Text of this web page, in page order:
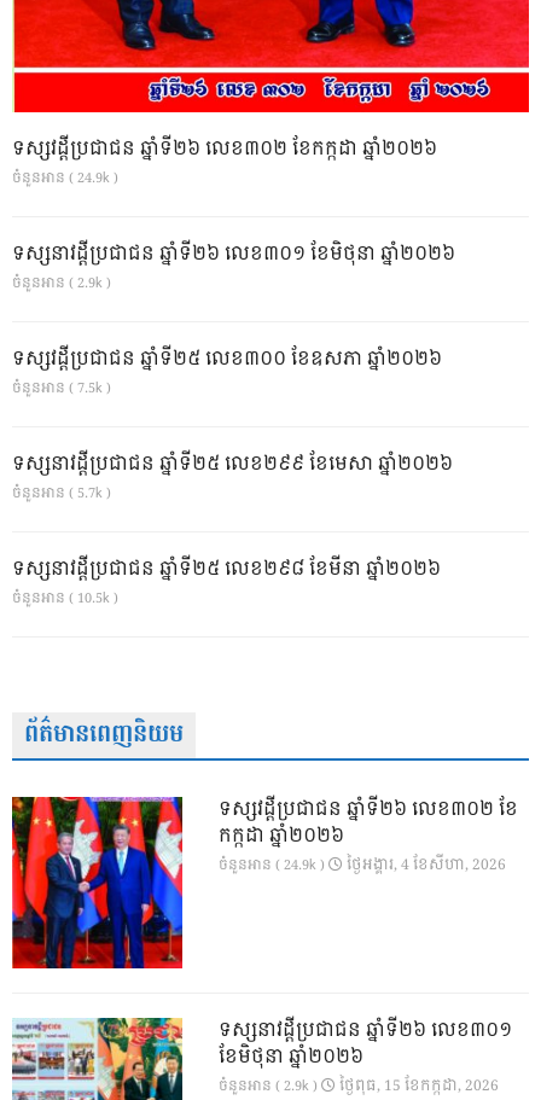
ទស្សវដ្តីប្រជាជន ឆ្នាំទី២៦ លេខ៣០២ ខែកក្កដា ឆ្នាំ២០២៦
ចំនួនអាន ( 24.9k )
ទស្សនាវដ្ដីប្រជាជន ឆ្នាំទី២៦ លេខ៣០១ ខែមិថុនា ឆ្នាំ២០២៦
ចំនួនអាន ( 2.9k )
ទស្សវដ្តីប្រជាជន ឆ្នាំទី២៥ លេខ៣០០ ខែឧសភា ឆ្នាំ២០២៦
ចំនួនអាន ( 7.5k )
ទស្សនាវដ្ដីប្រជាជន ឆ្នាំទី២៥ លេខ២៩៩ ខែមេសា ឆ្នាំ២០២៦
ចំនួនអាន ( 5.7k )
ទស្សនាវដ្ដីប្រជាជន ឆ្នាំទី២៥ លេខ២៩៨ ខែមីនា ឆ្នាំ២០២៦
ចំនួនអាន ( 10.5k )
ព័ត៌មានពេញនិយម
ទស្សវដ្តីប្រជាជន ឆ្នាំទី២៦ លេខ៣០២ ខែ
កក្កដា ឆ្នាំ២០២៦
ចំនួនអាន ( 24.9k ) ថ្ងៃ​អង្គារ, 4 ខែ​សីហា, 2026
ទស្សនាវដ្ដីប្រជាជន ឆ្នាំទី២៦ លេខ៣០១
ខែមិថុនា ឆ្នាំ២០២៦
ចំនួនអាន ( 2.9k ) ថ្ងៃ​ពុធ, 15 ខែ​កក្កដា, 2026